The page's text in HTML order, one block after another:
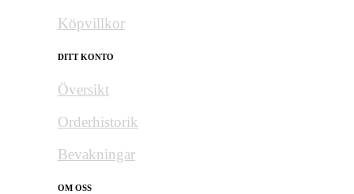
Köpvillkor
DITT KONTO
Översikt
Orderhistorik
Bevakningar
OM OSS